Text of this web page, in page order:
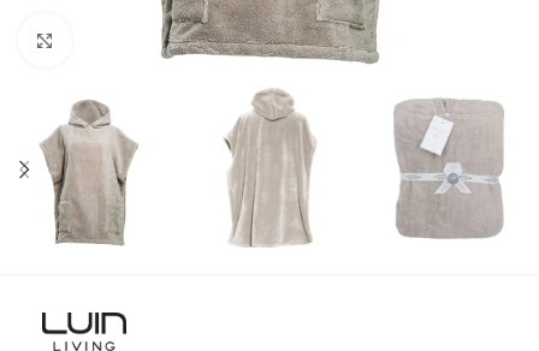
Spustelkite, kad padidintumėte